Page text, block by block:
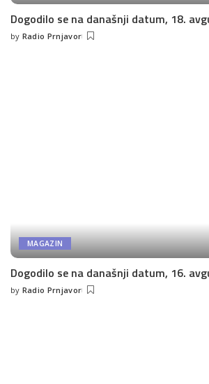
Dogodilo se na današnji datum, 18.
Posted
by Radio Prnjavor
MAGAZIN
Dogodilo se na današnji datum, 16.
Posted
by Radio Prnjavor